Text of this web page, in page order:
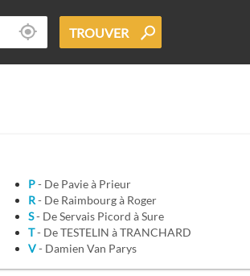
TROUVER
P
- De Pavie à Prieur
R
- De Raimbourg à Roger
S
- De Servais Picord à Sure
T
- De TESTELIN à TRANCHARD
V
- Damien Van Parys